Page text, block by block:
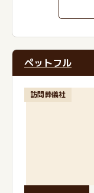
ペットフル
訪問葬儀社